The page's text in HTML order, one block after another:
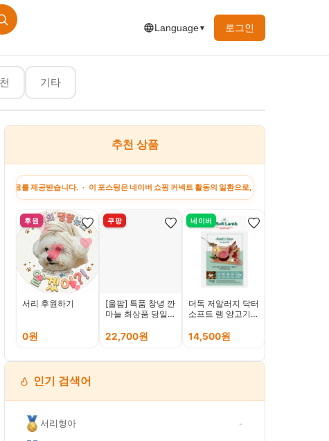
Language▼ 로그인
기타
추천 상품
습니다. · 이 포스팅은 네이버 쇼핑 커넥트 활동의 일환으로, 판매 발생 시 수수료를 제공받
후원
서리 후원하기
0원
쿠팡
[울팜] 특품 창녕 깐
마늘 최상품 당일제
22,700원
네이버
더독 저알러지 닥터
소프트 램 양고기
14,500원
인기 검색어
서리형아 -